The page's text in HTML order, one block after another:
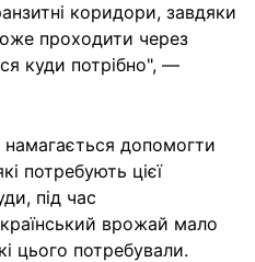
коридори, завдяки
проходити через
куди потрібно", —
допомогти
потребують цієї
під час
врожай мало
цього потребували.